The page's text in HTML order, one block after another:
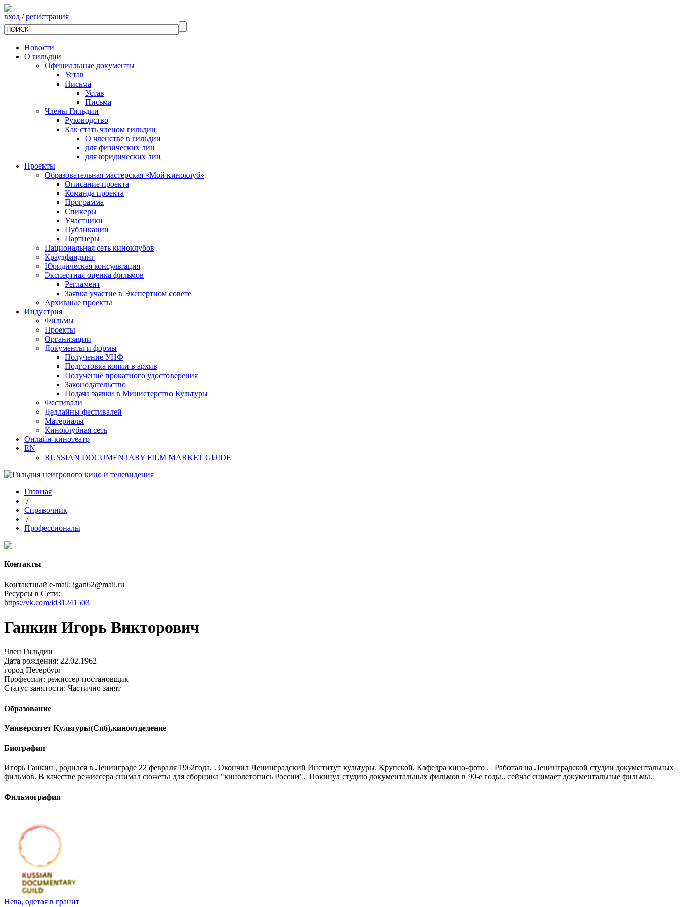
вход /регистрация
Новости
О гильдии
Официальные документы
Устав
Письма
Устав
Письма
Члены Гильдии
Руководство
Как стать членом гильдии
О членстве в гильдии
для физических лиц
для юридических лиц
Проекты
Образовательная мастерская «Мой киноклуб»
Описание проекта
Команда проекта
Программа
Спикеры
Участники
Публикации
Партнеры
Национальная сеть киноклубов
Краудфандинг
Юридическая консультация
Экспертная оценка фильмов
Регламент
Заявка участие в Экспертном совете
Архивные проекты
Индустрия
Фильмы
Проекты
Организации
Документы и формы
Получение УНФ
Подготовка копии в архив
Получение прокатного удостоверения
Законодательство
Подача заявки в Министерство Культуры
Фестивали
Дедлайны фестивалей
Материалы
Киноклубная сеть
Онлайн-кинотеатр
EN
RUSSIAN DOCUMENTARY FILM MARKET GUIDE
Главная
/
Справочник
/
Профессионалы
Контакты
Контактный e-mail: igan62@mail.ru
Ресурсы в Сети:
https://vk.com/id31241503
Ганкин Игорь Викторович
Член Гильдии
Дата рождения: 22.02.1962
город Петербург
Профессии: режиссер-постановщик
Статус занятости: Частично занят
Образование
Университет Культуры(Спб),киноотделение
Биография
Игорь Ганкин , родился в Ленинграде 22 февраля 1962года. . Окончил Ленинградский Институт культуры. Крупской, Кафедра кино-фото .
Работал на Ленинградской студии документальных
фильмов. В качестве режиссера снимал сюжеты для сборника "кинолетопись России". Покинул студию документальных фильмов в 90-е годы.. сейчас снимает документальные фильмы.
Фильмография
Нева, одетая в гранит